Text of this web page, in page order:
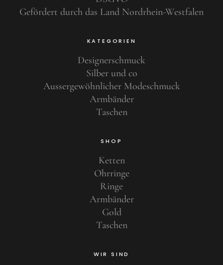
Gefördert durch das Land Nordrhein-Westfalen
KATEGORIEN
Designerschmuck
Silber und co
Aussergewöhnlicher Modeschmuck
Armbänder
Taschen
SHOP
Ketten
Ohrringe
Ringe
Armbänder
Gold
Taschen
WIR SIND